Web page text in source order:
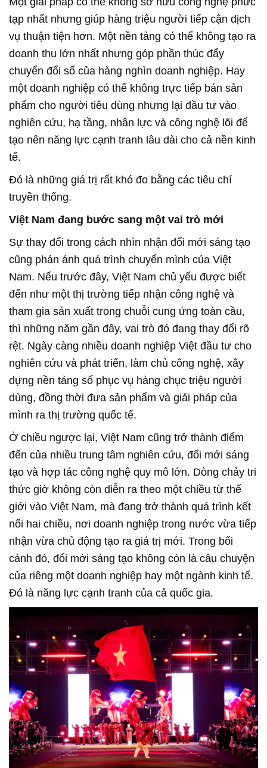
tạp nhất nhưng giúp hàng triệu người tiếp cận dịch
vụ thuận tiện hơn. Một nền tảng có thể không tạo ra
doanh thu lớn nhất nhưng góp phần thúc đẩy
chuyển đổi số của hàng nghìn doanh nghiệp. Hay
một doanh nghiệp có thể không trực tiếp bán sản
phẩm cho người tiêu dùng nhưng lại đầu tư vào
nghiên cứu, hạ tầng, nhân lực và công nghệ lõi để
tạo nên năng lực cạnh tranh lâu dài cho cả nền kinh
tế.
Đó là những giá trị rất khó đo bằng các tiêu chí
truyền thống.
Việt Nam đang bước sang một vai trò mới
Sự thay đổi trong cách nhìn nhận đổi mới sáng tạo
cũng phản ánh quá trình chuyển mình của Việt
Nam. Nếu trước đây, Việt Nam chủ yếu được biết
đến như một thị trường tiếp nhận công nghệ và
tham gia sản xuất trong chuỗi cung ứng toàn cầu,
thì những năm gần đây, vai trò đó đang thay đổi rõ
rệt. Ngày càng nhiều doanh nghiệp Việt đầu tư cho
nghiên cứu và phát triển, làm chủ công nghệ, xây
dựng nền tảng số phục vụ hàng chục triệu người
dùng, đồng thời đưa sản phẩm và giải pháp của
mình ra thị trường quốc tế.
Ở chiều ngược lại, Việt Nam cũng trở thành điểm
đến của nhiều trung tâm nghiên cứu, đổi mới sáng
tạo và hợp tác công nghệ quy mô lớn. Dòng chảy tri
thức giờ không còn diễn ra theo một chiều từ thế
giới vào Việt Nam, mà đang trở thành quá trình kết
nối hai chiều, nơi doanh nghiệp trong nước vừa tiếp
nhận vừa chủ động tạo ra giá trị mới. Trong bối
cảnh đó, đổi mới sáng tạo không còn là câu chuyện
của riêng một doanh nghiệp hay một ngành kinh tế.
Đó là năng lực cạnh tranh của cả quốc gia.